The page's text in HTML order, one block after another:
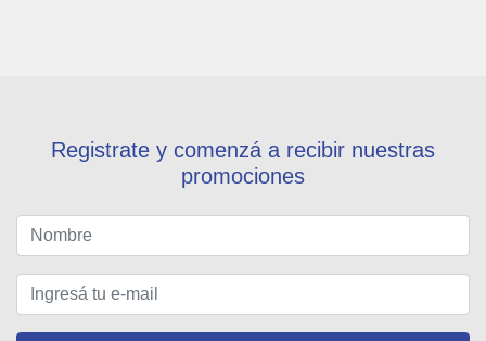
Registrate y comenzá a recibir nuestras
promociones